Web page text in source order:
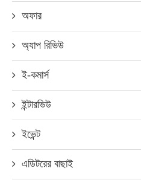
অফার
অ্যাপ রিভিউ
ই-কমার্স
ইন্টারভিউ
ইভেন্ট
এডিটরের বাছাই